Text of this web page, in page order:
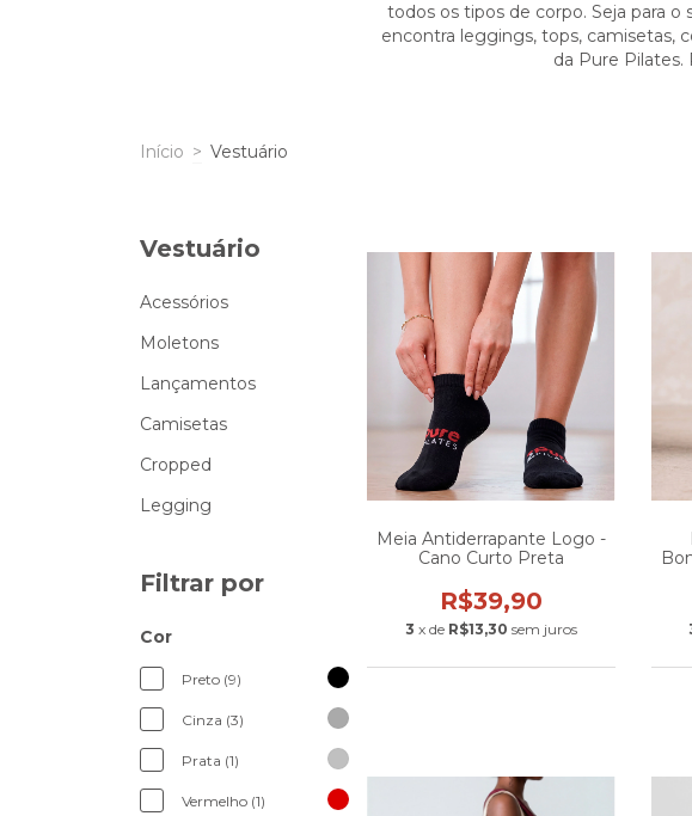
todos os tipos de corpo. Seja para
encontra leggings, tops, camisetas,
da Pure
Início > Vestuário
Vestuário
Acessórios
Moletons
Lançamentos
Camisetas
Cropped
Legging
Filtrar por
Cor
Preto (9)
Cinza (3)
Prata (1)
Vermelho (1)
Meia Antiderrapante Logo -
Cano Curto Preta
R$39,90
3 x de R$13,30 sem juros